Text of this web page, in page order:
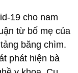
19 cho nam
từ bố mẹ của
băng chìm.
phát hiện bà